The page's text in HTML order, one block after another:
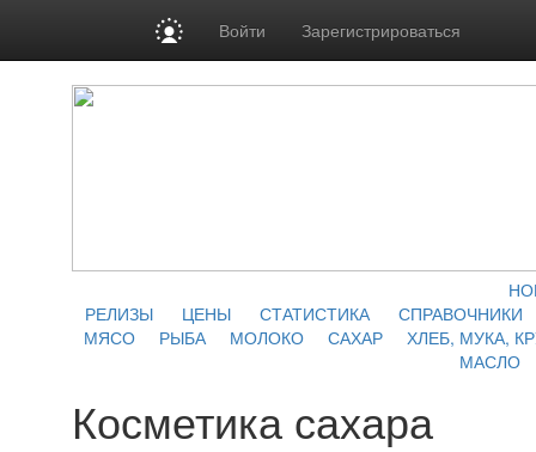
Войти Зарегистрироваться
РЕЛИЗЫ
ЦЕНЫ СТАТИСТИКА
СПРАВОЧНИКИ
МЯСО
РЫБА МОЛОКО САХАР
ХЛЕБ, МУКА,
МАСЛО
Косметика сахара